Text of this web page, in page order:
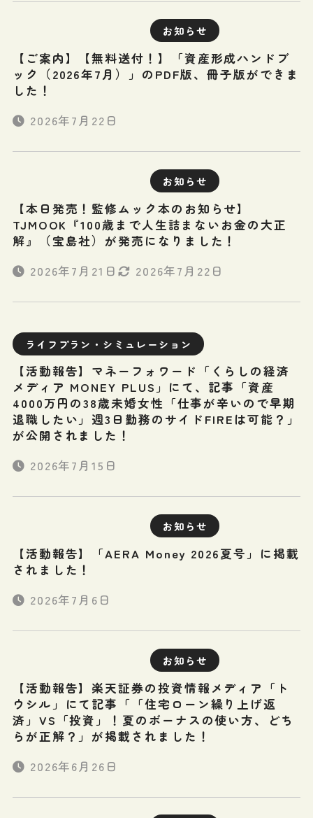
お知らせ
【ご案内】【無料送付！】「資産形成ハンドブ
ック（2026年7月）」のPDF版、冊子版ができま
した！
2026年7月22日
お知らせ
【本日発売！監修ムック本のお知らせ】
TJMOOK『100歳まで人生詰まないお金の大正
解』（宝島社）が発売になりました！
2026年7月21日
2026年7月22日
ライフプラン・シミュレーション
【活動報告】マネーフォワード「くらしの経済
メディア MONEY PLUS」にて、記事「資産
4000万円の38歳未婚女性「仕事が辛いので早期
退職したい」週3日勤務のサイドFIREは可能？」
が公開されました！
2026年7月15日
お知らせ
【活動報告】「AERA Money 2026夏号」に掲載
されました！
2026年7月6日
お知らせ
【活動報告】楽天証券の投資情報メディア「ト
ウシル」にて記事「「住宅ローン繰り上げ返
済」VS「投資」！夏のボーナスの使い方、どち
らが正解？」が掲載されました！
2026年6月26日